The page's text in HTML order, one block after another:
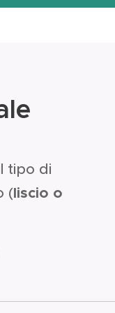
tipo di
(liscio o